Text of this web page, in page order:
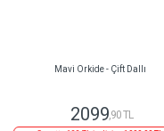
Mavi Orkide - Çift Dallı
2099,90 TL